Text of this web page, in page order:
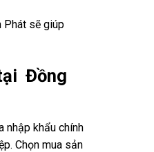
Phát sẽ giúp
Đồng
nhập khẩu chính
Chọn mua sản